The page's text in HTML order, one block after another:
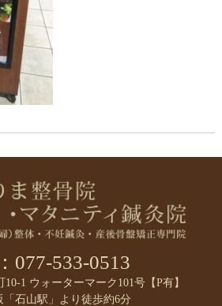
077-533-0513
1 ウォーターマーク101号【P有】
「石山駅」より徒歩約6分